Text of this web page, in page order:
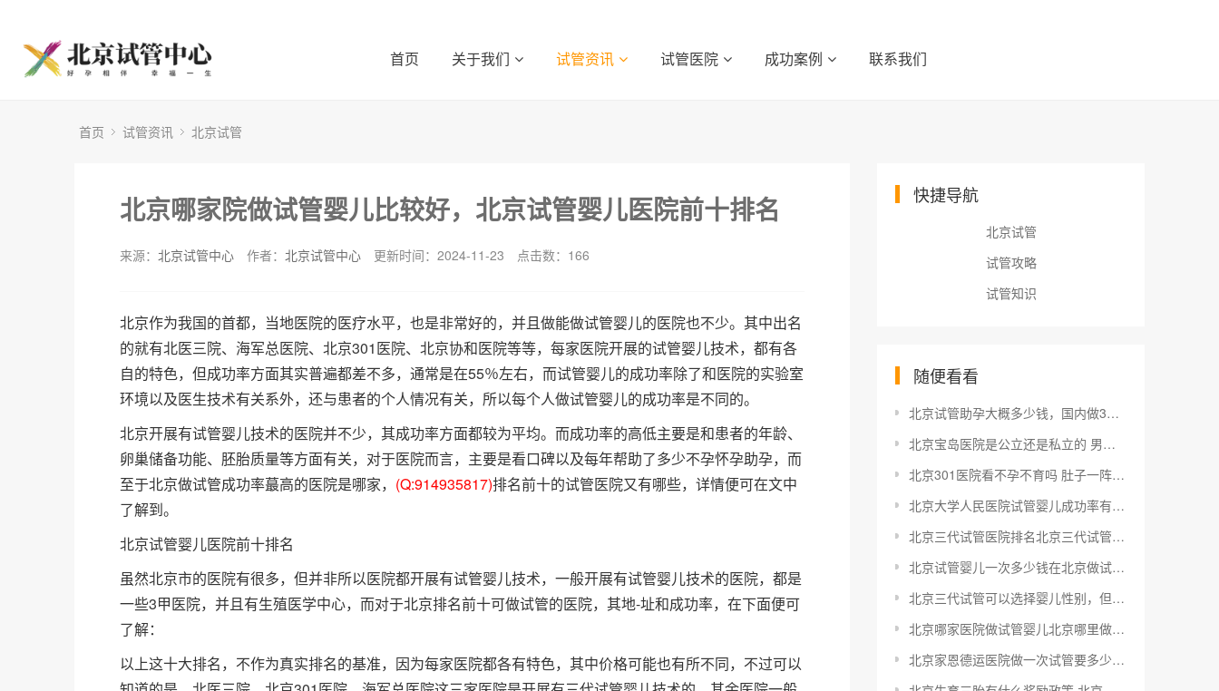
首页 关于我们 试管资讯 试管医院 成功案例 联系我们
首页 试管资讯 北京试管
北京哪家院做试管婴儿比较好，北京试管婴儿医院前十排名
来源： 北京试管中心 作者： 北京试管中心 更新时间：2024-11-23 点击数： 166
北京作为我国的首都，当地医院的医疗水平，也是非常好的，并且做能做试管婴儿的医院也不少。其中出名
的就有北医三院、海军总医院、北京301医院、北京协和医院等等，每家医院开展的试管婴儿技术，都有各
自的特色，但成功率方面其实普遍都差不多，通常是在55％左右，而试管婴儿的成功率除了和医院的实验室
环境以及医生技术有关系外，还与患者的个人情况有关，所以每个人做试管婴儿的成功率是不同的。
北京开展有试管婴儿技术的医院并不少，其成功率方面都较为平均。而成功率的高低主要是和患者的年龄、
卵巢储备功能、胚胎质量等方面有关，对于医院而言，主要是看口碑以及每年帮助了多少不孕怀孕助孕，而
至于北京做试管成功率蕞高的医院是哪家， (Q:914935817)排名前十的试管医院又有哪些，详情便可在文中
了解到。
北京试管婴儿医院前十排名
虽然北京市的医院有很多，但并非所以医院都开展有试管婴儿技术，一般开展有试管婴儿技术的医院，都是
一些3甲医院，并且有生殖医学中心，而对于北京排名前十可做试管的医院，其地-址和成功率，在下面便可
了解：
以上这十大排名，不作为真实排名的基准，因为每家医院都各有特色，其中价格可能也有所不同，不过可以
快捷导航
北京试管
试管攻略
试管知识
随便看看
北京试管助孕大概多少钱，国内做3代辅助生殖的费用明细
北京宝岛医院是公立还是私立的 男宝女宝都是宝，顺产剖产都是产
北京301医院看不孕不育吗 肚子一阵一阵的痛，没破水没见红，这种痛能忍受，没规律
北京大学人民医院试管婴儿成功率有多高？能达到60%左右吗？
北京三代试管医院排名北京三代试管选性别费用、成功率一览，附试管医生推荐
北京试管婴儿一次多少钱在北京做试管大概花多少钱啊？一次试管会很贵吗？
北京三代试管可以选择婴儿性别，但不能保证完全成功
北京哪家医院做试管婴儿北京哪里做试管婴儿好一些？老专家给你推荐
北京家恩德运医院做一次试管要多少钱 试管婴儿费用跟什么有关？